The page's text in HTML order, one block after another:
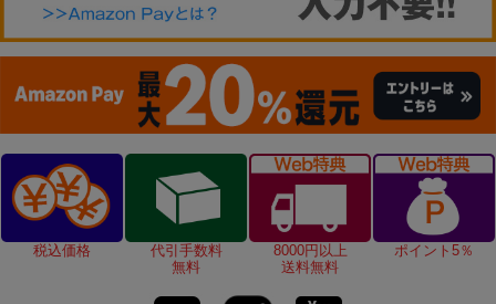
税込価格
代引手数料
無料
8000円以上
送料無料
ポイント5％